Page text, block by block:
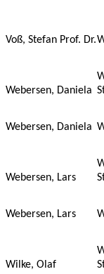
Voß, Stefan Prof. Dr.
Webersen, Daniela
Webersen, Daniela
Webersen, Lars
Webersen, Lars
Wilke, Olaf